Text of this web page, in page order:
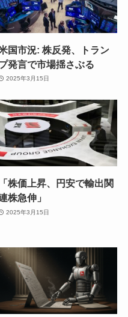
国市況: 株反発、トラン
発言で市場揺さぶる
2025年3月15日
「株価上昇、円安で輸出関
株急伸」
2025年3月15日